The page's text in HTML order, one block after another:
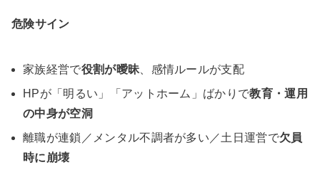
危険サイン
家族経営で役割が曖昧 、感情ルールが支配
HPが「明るい」「アットホーム」ばかりで教育・運用
の中身が空洞
離職が連鎖／メンタル不調者が多い／土日運営で欠員
時に崩壊